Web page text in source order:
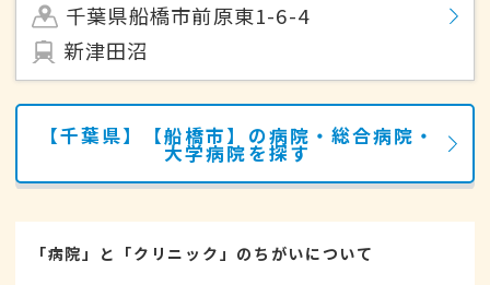
千葉県船橋市前原東1-6-4
新津田沼
【千葉県】【船橋市】の病院・総合病院・
大学病院を探す
「病院」と「クリニック」のちがいについて